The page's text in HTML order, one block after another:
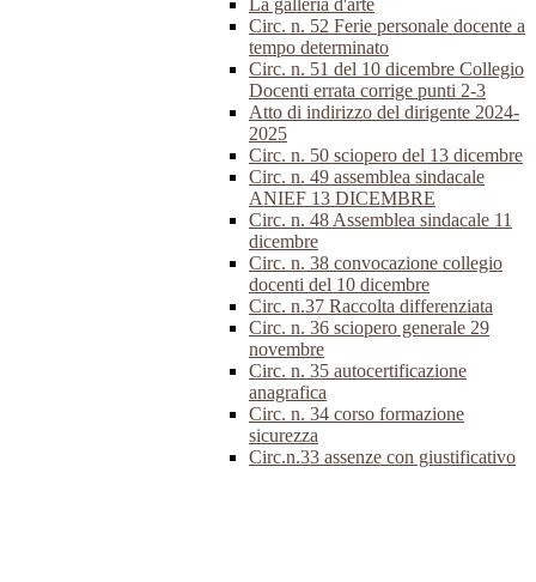
La galleria d'arte
Circ. n. 52 Ferie personale docente a
tempo determinato
Circ. n. 51 del 10 dicembre Collegio
Docenti errata corrige punti 2-3
Atto di indirizzo del dirigente 2024-
2025
Circ. n. 50 sciopero del 13 dicembre
Circ. n. 49 assemblea sindacale
ANIEF 13 DICEMBRE
Circ. n. 48 Assemblea sindacale 11
dicembre
Circ. n. 38 convocazione collegio
docenti del 10 dicembre
Circ. n.37 Raccolta differenziata
Circ. n. 36 sciopero generale 29
novembre
Circ. n. 35 autocertificazione
anagrafica
Circ. n. 34 corso formazione
sicurezza
Circ.n.33 assenze con giustificativo